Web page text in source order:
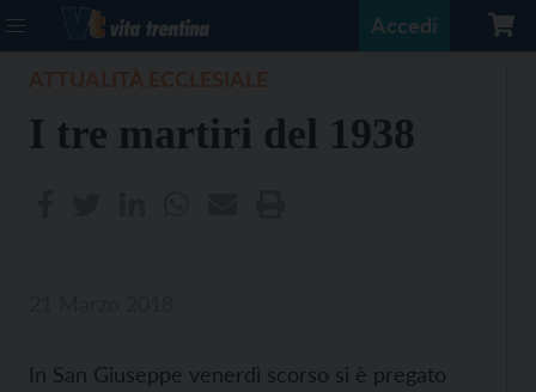
Accedi
I tre martiri del 1938
In San Giuseppe venerdì scorso si è pregato